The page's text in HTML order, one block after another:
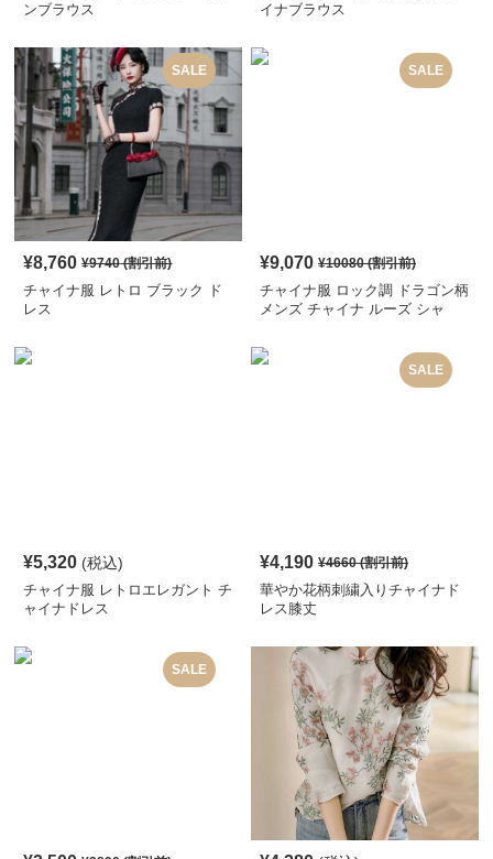
ンブラウス
イナブラウス
SALE
¥8,760 ¥9740(割引前)
チャイナ服 レトロ ブラック ド
レス
SALE
¥9,070 ¥10080(割引前)
チャイナ服 ロック調 ドラゴン柄
メンズ チャイナ ルーズ シャ
¥5,320 (税込)
チャイナ服 レトロエレガント チ
ャイナドレス
SALE
¥4,190 ¥4660(割引前)
華やか花柄刺繍入りチャイナド
レス膝丈
SALE